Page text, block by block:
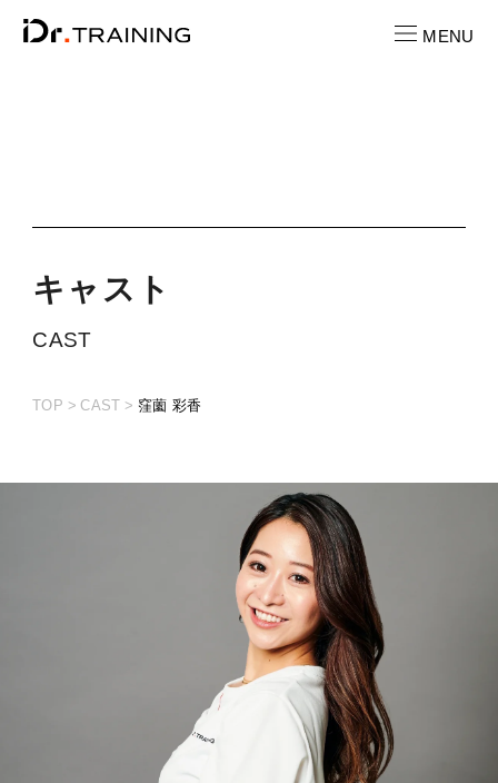
キ ャ ス ト
CAST
TOP CAST 窪薗 彩香
PRICE
料金
TRAINING
トレーニング
METHOD
メソッド
REVIEW
お客様の声
MENU